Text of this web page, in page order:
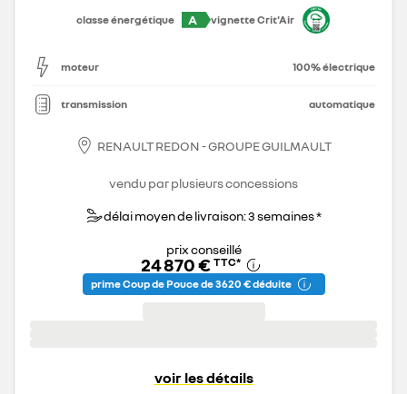
classe énergétique
A vignette Crit'Air
moteur 100% électrique
transmission automatique
RENAULT REDON - GROUPE GUILMAULT
vendu par plusieurs concessions
délai moyen de livraison: 3 semaines *
prix conseillé
24 870 € TTC*
prime Coup de Pouce de 3 620 € déduite
voir les détails